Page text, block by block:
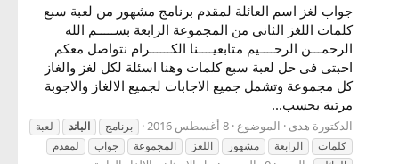
جواب لغز اسم العائلة لمقدم برنامج مشهور من لعبة سبع
كلمات اللغز الثانى من المجموعة الرابعة بســـــم الله
الرحمـــن الرحــــيم متابعيــــنا الكــــــرام نتواصل معكم
احبتى فى حل لعبة سبع كلمات وهنا اسئلة لكل لغز والغاز
كل مجموعة وتشمل جميع الاجابات لجميع الالغاز والاجوبة
مرتبة بحسب...
الدكتورة هدى الموضوع 8 أغسطس 2016 برنامج الباند
لعبة
كلمات
الرابعة مشهور اللغز المجموعة جواب
لمقدم